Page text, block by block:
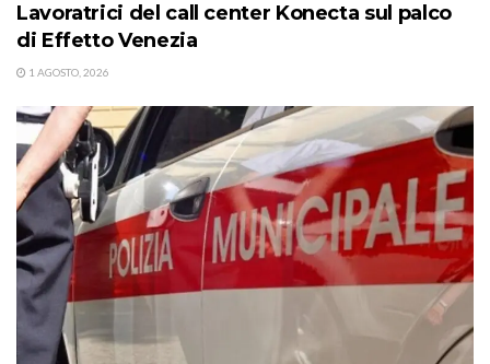
Lavoratrici del call center Konecta sul palco
di Effetto Venezia
1 AGOSTO, 2026